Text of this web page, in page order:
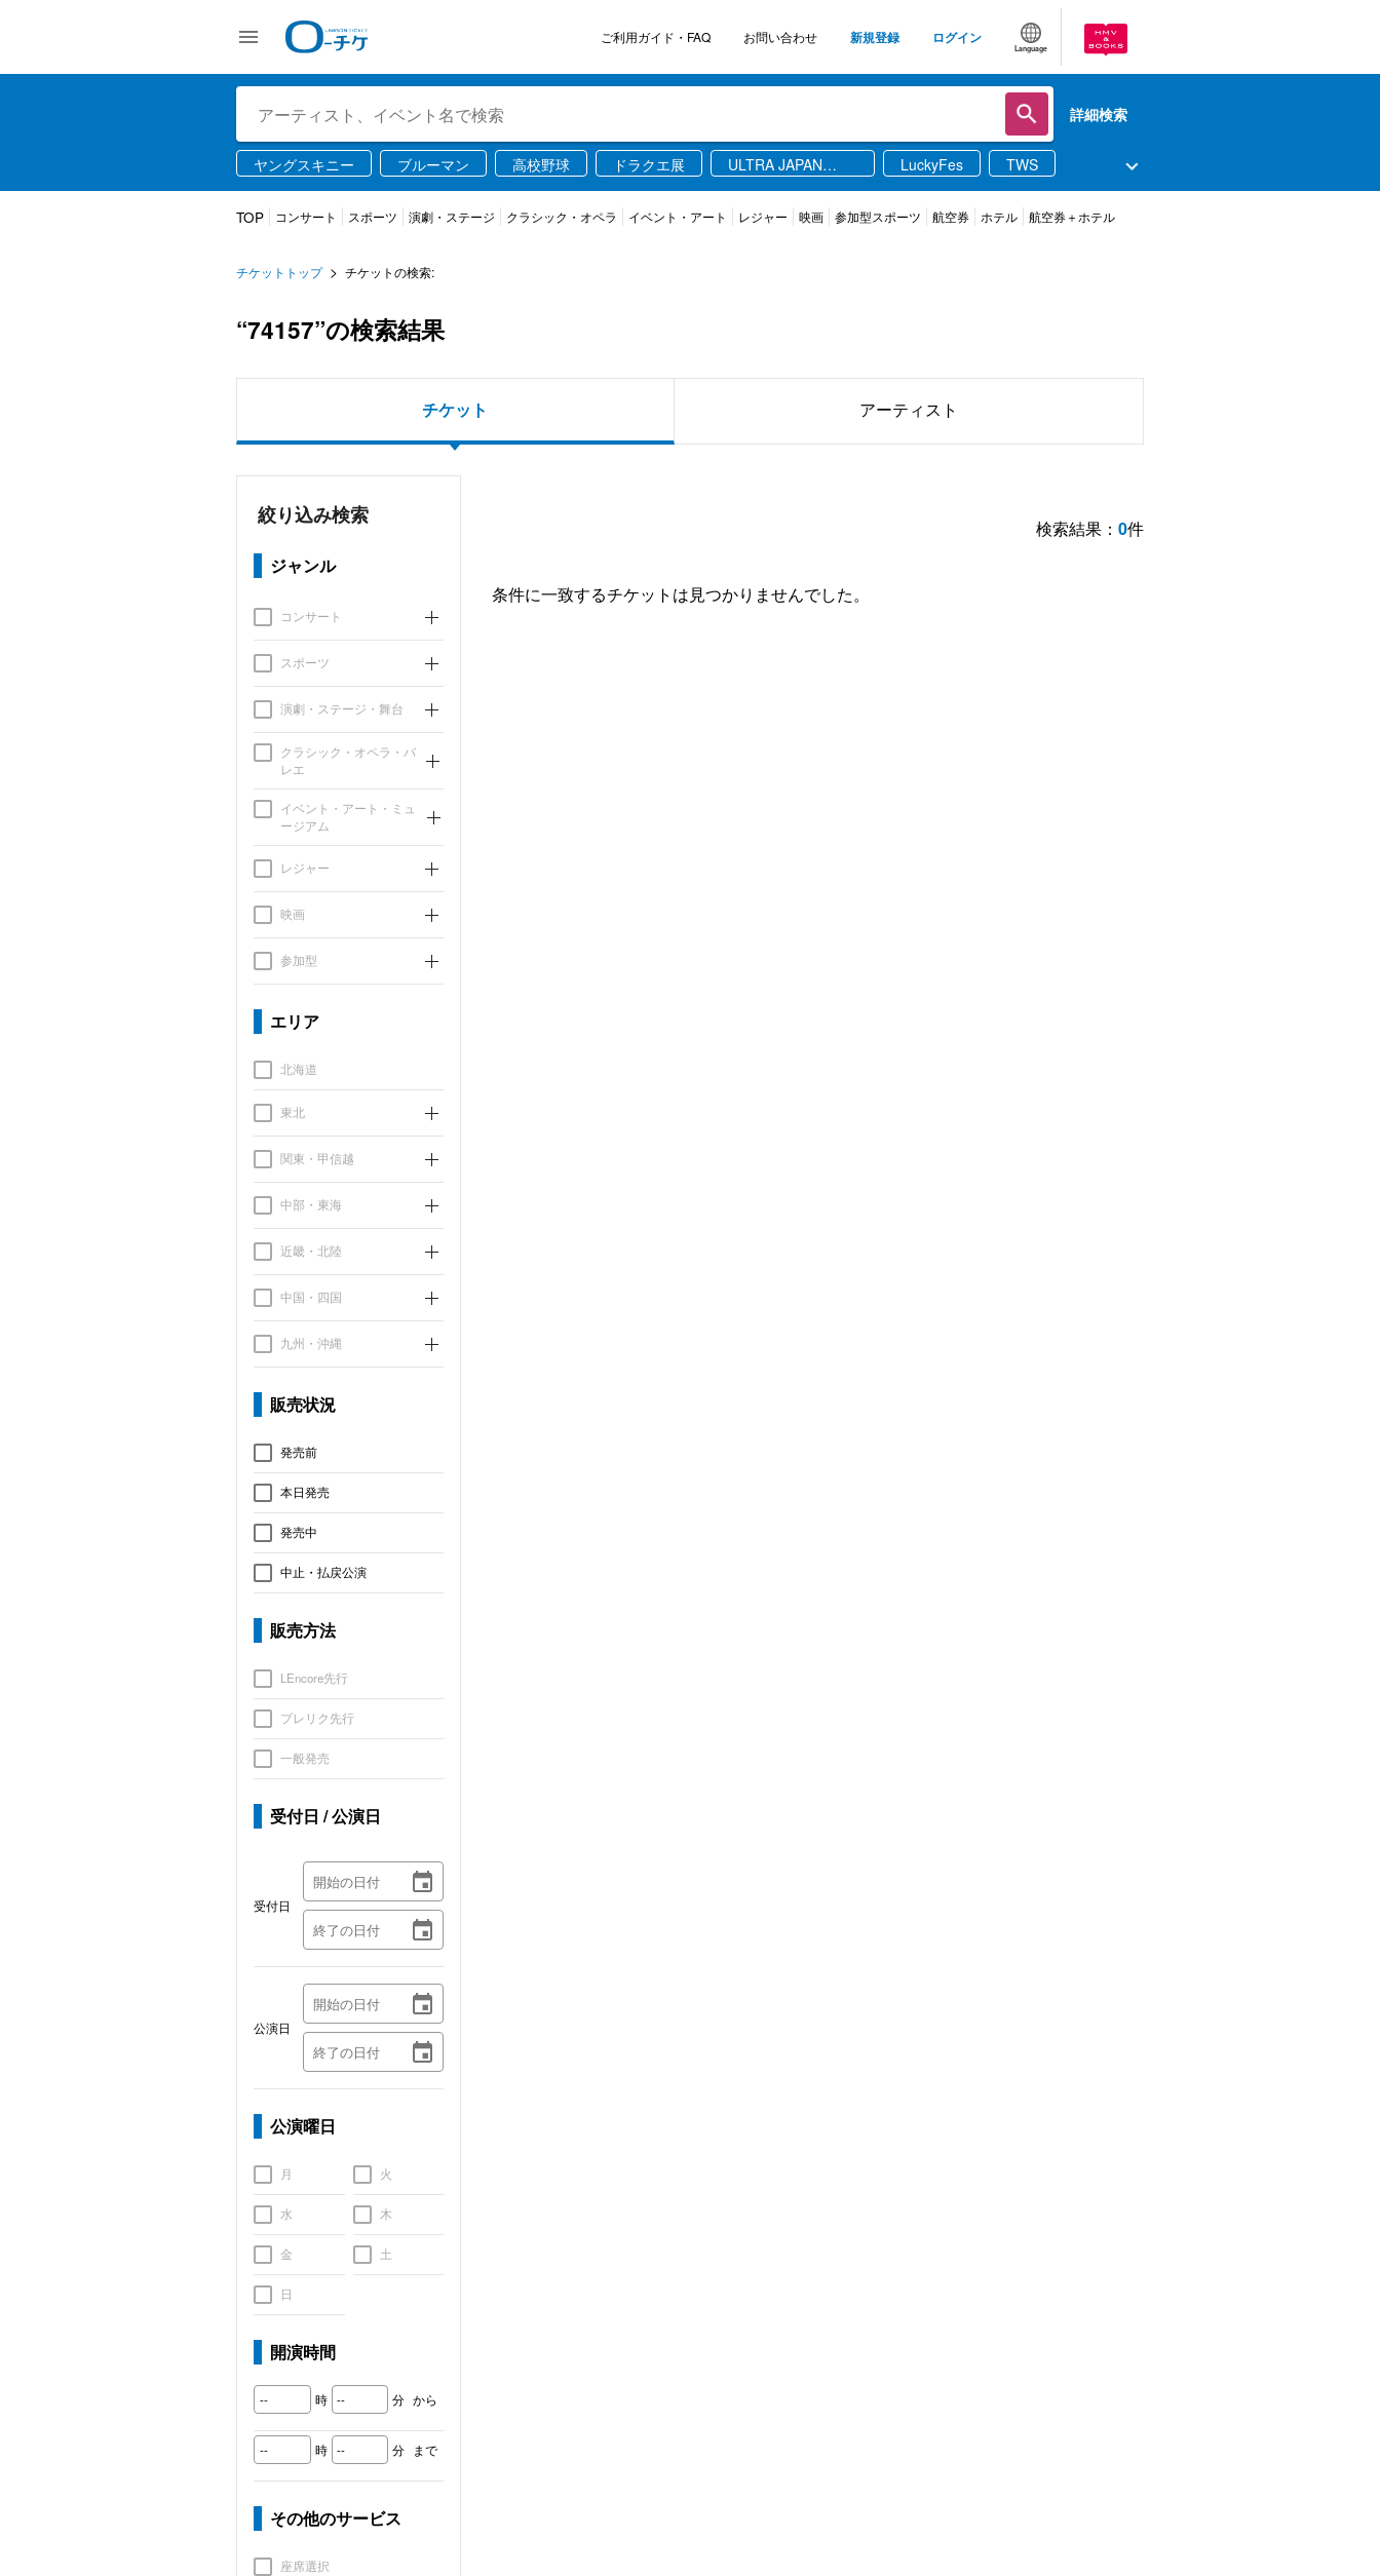
ご利用ガイド・FAQ お問い合わせ 新規登録 ログイン
Language
詳細検索
ヤングスキニー ブルーマン 高校野球 ドラクエ展
ULTRA JAPAN
2026
LuckyFes
TWS
USJ
ライブ配信
TOP コンサート スポーツ 演劇・ステージ クラシック・オペラ イベント・アート レジャー 映画 参加型スポーツ 航空券 ホテル 航空券＋ホテル
チケットトップ チケットの検索:
“74157”の検索結果
チケット アーティスト
絞り込み検索
ジャンル
コンサート
スポーツ
演劇・ステージ・舞台
クラシック・オペラ・バ
レエ
イベント・アート・ミュ
ージアム
レジャー
映画
参加型
エリア
北海道
東北
関東・甲信越
中部・東海
近畿・北陸
中国・四国
九州・沖縄
販売状況
発売前
本日発売
発売中
中止・払戻公演
販売方法
LEncore先行
プレリク先行
一般発売
受付日 / 公演日
受付日
公演日
公演曜日
月 火
水 木
金 土
日
開演時間
時 分 から
時 分 まで
その他のサービス
座席選択
検索結果： 0件
条件に一致するチケットは見つかりませんでした。